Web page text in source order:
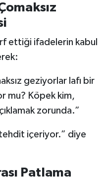
ettiği ifadelerin kabul
geziyorlar lafı bir
mu? Köpek kim,
zorunda.”
içeriyor.” diye
Patlama